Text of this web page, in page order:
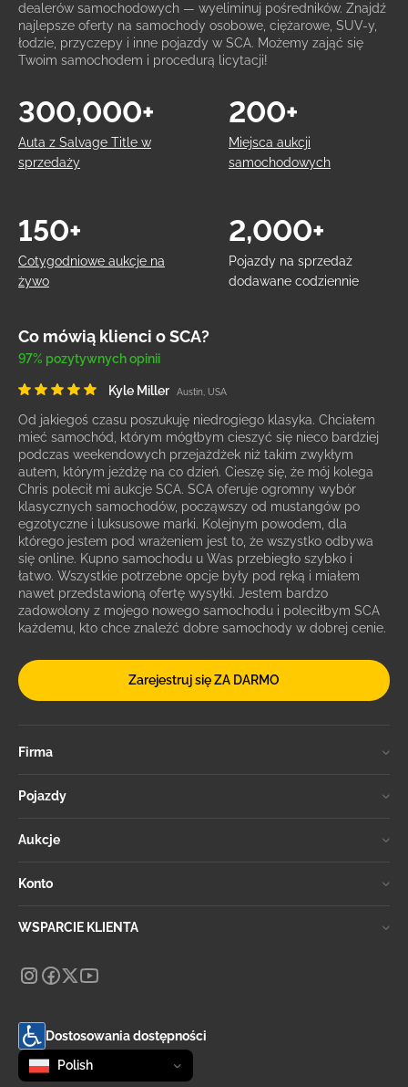
dealerów samochodowych — wyeliminuj pośredników. Znajdź
najlepsze oferty na samochody osobowe, ciężarowe, SUV-y,
łodzie, przyczepy i inne pojazdy w SCA. Możemy zająć się
Twoim samochodem i procedurą licytacji!
Auta z Salvage Title w
sprzedaży
300,000+
Miejsca aukcji
samochodowych
200+
Cotygodniowe aukcje na
żywo
150+
Pojazdy na sprzedaż
dodawane codziennie
2,000+
Co mówią klienci o SCA?
97% pozytywnych opinii
Kyle Miller Austin, USA
Od jakiegoś czasu poszukuję niedrogiego klasyka. Chciałem
mieć samochód, którym mógłbym cieszyć się nieco bardziej
podczas weekendowych przejażdżek niż takim zwykłym
autem, którym jeżdżę na co dzień. Cieszę się, że mój kolega
Chris polecił mi aukcje SCA. SCA oferuje ogromny wybór
klasycznych samochodów, począwszy od mustangów po
egzotyczne i luksusowe marki. Kolejnym powodem, dla
którego jestem pod wrażeniem jest to, że wszystko odbywa
się online. Kupno samochodu u Was przebiegło szybko i
łatwo. Wszystkie potrzebne opcje były pod ręką i miałem
nawet przedstawioną ofertę wysyłki. Jestem bardzo
zadowolony z mojego nowego samochodu i poleciłbym SCA
każdemu, kto chce znaleźć dobre samochody w dobrej cenie.
Zarejestruj się ZA DARMO
Firma
Pojazdy
Aukcje
Konto
WSPARCIE KLIENTA
Dostosowania dostępności
Zmień język
selected
Polish